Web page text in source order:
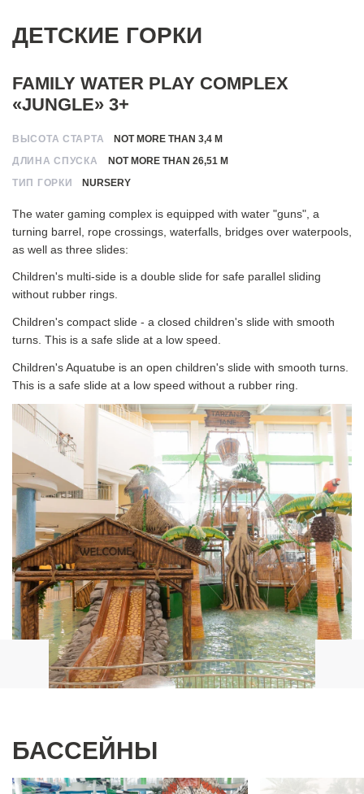
ДЕТСКИЕ ГОРКИ
FAMILY WATER PLAY COMPLEX
«JUNGLE» 3+
ВЫСОТА СТАРТА
NOT MORE THAN 3,4 М
ДЛИНА СПУСКА
NOT MORE THAN 26,51 М
ТИП ГОРКИ
NURSERY
The water gaming complex is equipped with water "guns", a
turning barrel, rope crossings, waterfalls, bridges over waterpools,
as well as three slides:
Children's multi-side is a double slide for safe parallel sliding
without rubber rings.
Children's compact slide - a closed children's slide with smooth
turns. This is a safe slide at a low speed.
Children's Aquatube is an open children's slide with smooth turns.
This is a safe slide at a low speed without a rubber ring.
БАССЕЙНЫ